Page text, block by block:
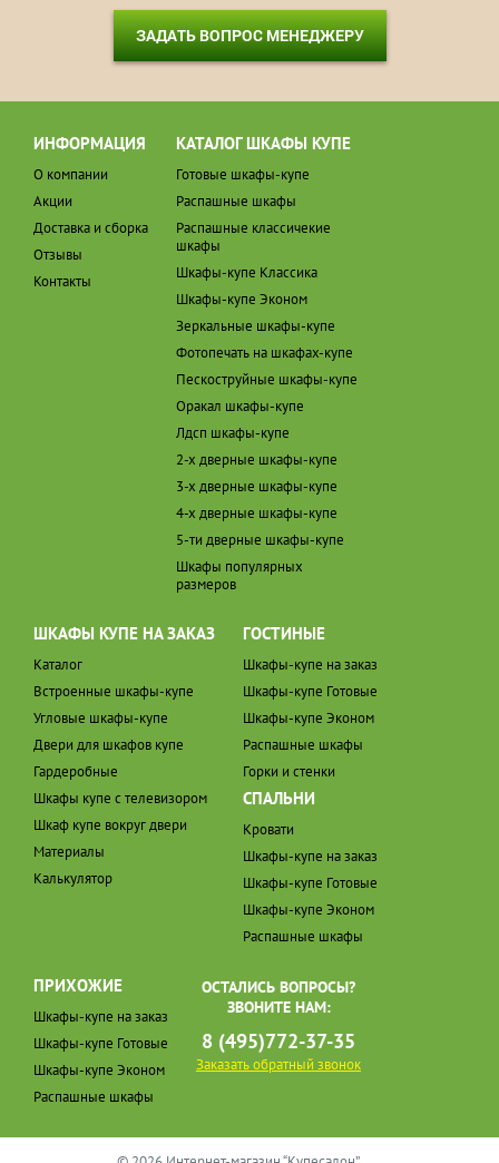
ЗАДАТЬ ВОПРОС МЕНЕДЖЕРУ
ИНФОРМАЦИЯ
О компании
Акции
Доставка и сборка
Отзывы
Контакты
КАТАЛОГ ШКАФЫ КУПЕ
Готовые шкафы-купе
Распашные шкафы
Распашные классичекие
шкафы
Шкафы-купе Классика
Шкафы-купе Эконом
Зеркальные шкафы-купе
Фотопечать на шкафах-купе
Пескоструйные шкафы-купе
Оракал шкафы-купе
Лдсп шкафы-купе
2-х дверные шкафы-купе
3-х дверные шкафы-купе
4-х дверные шкафы-купе
5-ти дверные шкафы-купе
Шкафы популярных
размеров
ШКАФЫ КУПЕ НА ЗАКАЗ
Каталог
Встроенные шкафы-купе
Угловые шкафы-купе
Двери для шкафов купе
Гардеробные
Шкафы купе с телевизором
Шкаф купе вокруг двери
Материалы
Калькулятор
ГОСТИНЫЕ
Шкафы-купе на заказ
Шкафы-купе Готовые
Шкафы-купе Эконом
Распашные шкафы
Горки и стенки
СПАЛЬНИ
Кровати
Шкафы-купе на заказ
Шкафы-купе Готовые
Шкафы-купе Эконом
Распашные шкафы
ПРИХОЖИЕ
Шкафы-купе на заказ
Шкафы-купе Готовые
Шкафы-купе Эконом
Распашные шкафы
ОСТАЛИСЬ ВОПРОСЫ?
ЗВОНИТЕ НАМ:
8 (495)772-37-35
Заказать обратный звонок